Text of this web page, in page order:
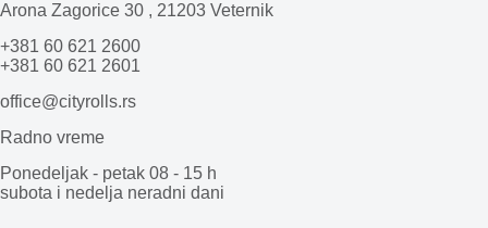
Arona Zagorice 30 , 21203 Veternik
+381 60 621 2600
+381 60 621 2601
office@cityrolls.rs
Radno vreme
Ponedeljak - petak 08 - 15 h
subota i nedelja neradni dani